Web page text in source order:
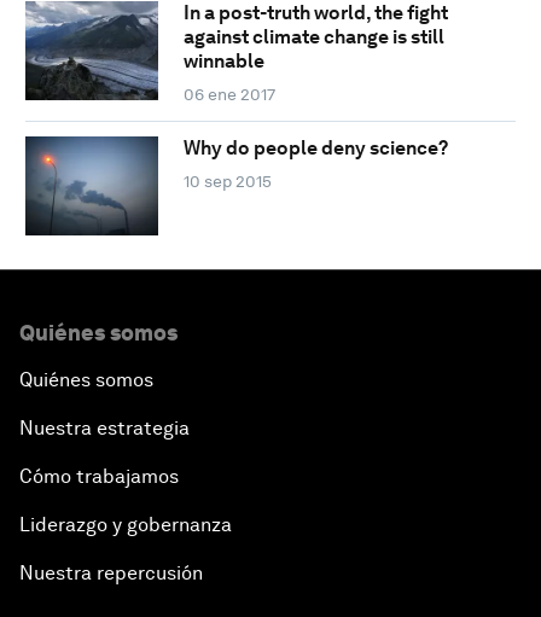
In a post-truth world, the fight
against climate change is still
winnable
06 ene 2017
Why do people deny science?
10 sep 2015
Quiénes somos
Quiénes somos
Nuestra estrategia
Cómo trabajamos
Liderazgo y gobernanza
Nuestra repercusión